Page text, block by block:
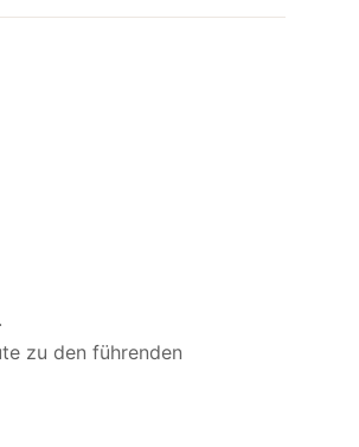
zu den führenden